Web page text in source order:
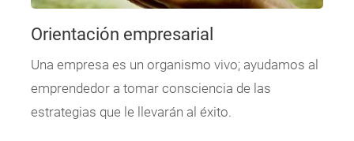
Orientación empresarial
Una empresa es un organismo vivo; ayudamos al
emprendedor a tomar consciencia de las
estrategias que le llevarán al éxito.